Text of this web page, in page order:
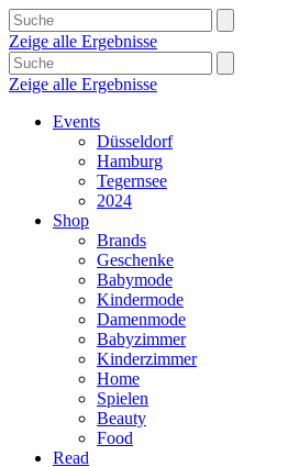
Zeige alle Ergebnisse
Zeige alle Ergebnisse
Events
Düsseldorf
Hamburg
Tegernsee
2024
Shop
Brands
Geschenke
Babymode
Kindermode
Damenmode
Babyzimmer
Kinderzimmer
Home
Spielen
Beauty
Food
Read